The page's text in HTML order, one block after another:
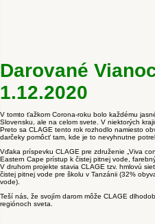
Darované
1.12.2020
V tomto ťažkom Corona-roku bolo každému
Slovensku, ale na celom svete. V niektorých
Preto sa CLAGE tento rok rozhodlo namiesto
darčeky pomôcť tam, kde je to nevyhnutne
Vďaka príspevku CLAGE pre združenie „Viva
Eastern Cape prístup k čistej pitnej vode,
V druhom projekte stavia CLAGE tzv. hmlovú
čistej pitnej vode pre školu v Tanzánii (32%
vode).
Teší nás, že svojím darom môže CLAGE
regiónoch sveta.